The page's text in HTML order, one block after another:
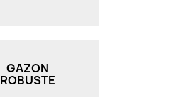
GAZON
ROBUSTE